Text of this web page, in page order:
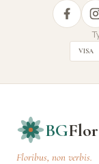
VISA
BG
Floribus, non verbis.